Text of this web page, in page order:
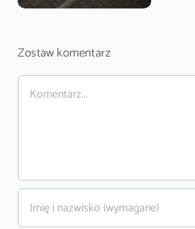
Zostaw komentarz
Comment